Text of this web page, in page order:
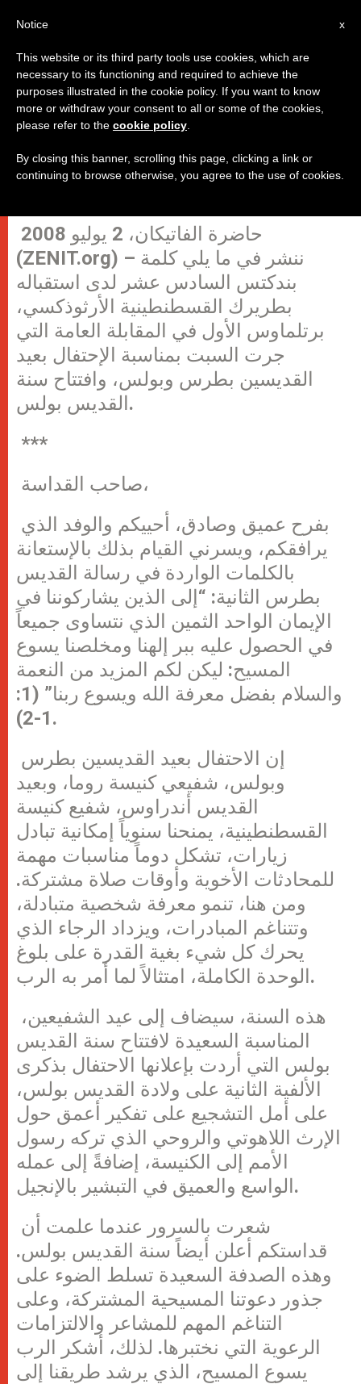
تحية البابا إلى البطريرك برتلماوس
“الرجال والنساء يشعرون بحاجة متنامية
(ZENIT.org) – ننشر في ما يلي كلمة
بندكتس السادس عشر لدى استقباله
بطريرك القسطنطينية الأرثوذكسي،
برتلماوس الأول في المقابلة العامة التي
جرت السبت بمناسبة الإحتفال بعيد
القديسين بطرس وبولس، وافتتاح سنة
القديس بولس.
***
صاحب القداسة،
يرافقكم، ويسرني القيام بذلك بالإستعانة
بالكلمات الواردة في رسالة القديس
بطرس الثانية: “إلى الذين يشاركوننا في
الإيمان الواحد الثمين الذي نتساوى جميعاً
في الحصول عليه ببر إلهنا ومخلصنا يسوع
المسيح: ليكن لكم المزيد من النعمة
والسلام بفضل معرفة الله ويسوع ربنا” (1:
1-2).
وبولس، شفيعي كنيسة روما، وبعيد
القديس أندراوس، شفيع كنيسة
القسطنطينية، يمنحنا سنوياً إمكانية تبادل
زيارات، تشكل دوماً مناسبات مهمة
للمحادثات الأخوية وأوقات صلاة مشتركة.
ومن هنا، تنمو معرفة شخصية متبادلة،
وتتناغم المبادرات، ويزداد الرجاء الذي
يحرك كل شيء بغية القدرة على بلوغ
الوحدة الكاملة، امتثالاً لما أمر به الرب.
المناسبة السعيدة لافتتاح سنة القديس
بولس التي أردت بإعلانها الاحتفال بذكرى
الألفية الثانية على ولادة القديس بولس،
على أمل التشجيع على تفكير أعمق حول
الإرث اللاهوتي والروحي الذي تركه رسول
الأمم إلى الكنيسة، إضافةً إلى عمله
الواسع والعميق في التبشير بالإنجيل.
قداستكم أعلن أيضاً سنة القديس بولس.
وهذه الصدفة السعيدة تسلط الضوء على
جذور دعوتنا المسيحية المشتركة، وعلى
التناغم المهم للمشاعر والالتزامات
الرعوية التي نختبرها. لذلك، أشكر الرب
يسوع المسيح، الذي يرشد طريقنا إلى
x
Notice
This website or its third party tools use cookies, which are
necessary to its functioning and required to achieve the
purposes illustrated in the cookie policy. If you want to know
more or withdraw your consent to all or some of the cookies,
please refer to the cookie policy
By closing this banner, scrolling this page, clicking a link or
continuing to browse otherwise, you agree to the use of cookies.